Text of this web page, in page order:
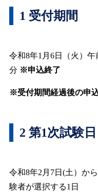
1 受付期間
令和8年1月6日（火）午
分 ※申込終了
※受付期間経過後の申
2 第1次試験日
令和8年2月7日(土）か
験者が選択する1日